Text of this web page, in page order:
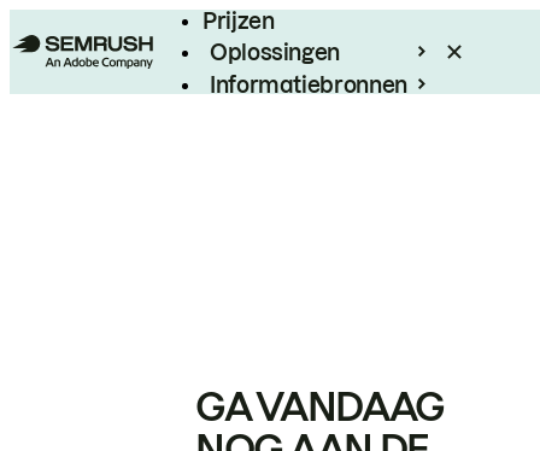
Prijzen
Oplossingen
Informatiebronnen
GA VANDAAG